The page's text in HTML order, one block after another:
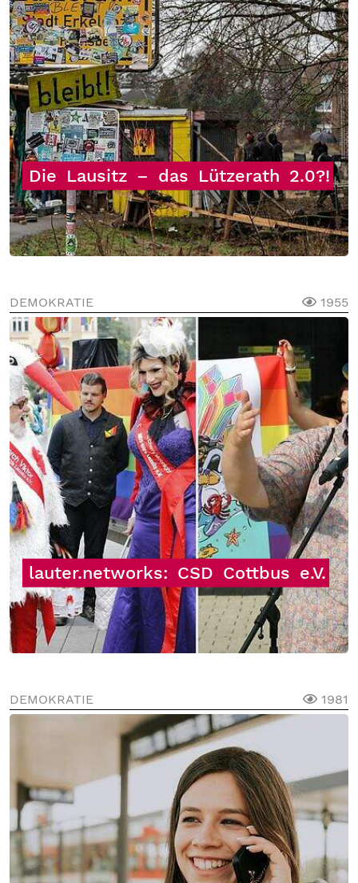
Die Lausitz – das Lützerath 2.0?!
DEMOKRATIE 1955
lauter.networks: CSD Cottbus e.V.
DEMOKRATIE 1981